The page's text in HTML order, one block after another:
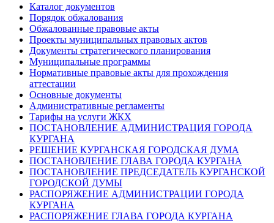
Каталог документов
Порядок обжалования
Обжалованные правовые акты
Проекты муниципальных правовых актов
Документы стратегического планирования
Муниципальные программы
Нормативные правовые акты для прохождения
аттестации
Основные документы
Административные регламенты
Тарифы на услуги ЖКХ
ПОСТАНОВЛЕНИЕ АДМИНИСТРАЦИЯ ГОРОДА
КУРГАНА
РЕШЕНИЕ КУРГАНСКАЯ ГОРОДСКАЯ ДУМА
ПОСТАНОВЛЕНИЕ ГЛАВА ГОРОДА КУРГАНА
ПОСТАНОВЛЕНИЕ ПРЕДСЕДАТЕЛЬ КУРГАНСКОЙ
ГОРОДСКОЙ ДУМЫ
РАСПОРЯЖЕНИЕ АДМИНИСТРАЦИИ ГОРОДА
КУРГАНА
РАСПОРЯЖЕНИЕ ГЛАВА ГОРОДА КУРГАНА